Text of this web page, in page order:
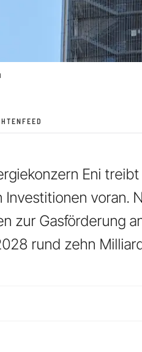
Eni
voran.
zur Gasförderung
rund zehn